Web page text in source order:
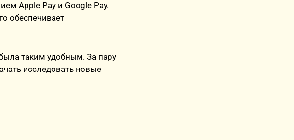
Apple Pay и Google Pay.
обеспечивает
таким удобным. За пару
исследовать новые